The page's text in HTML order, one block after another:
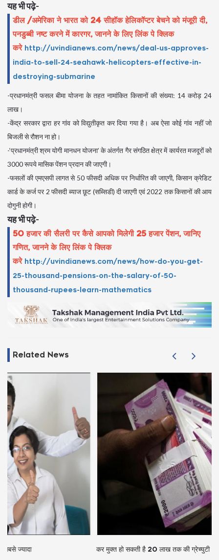
यह भी पढ़े-
डील /अमेरिका ने भारत को 24 सीहॉक हेलिकॉप्टर बेचने को मंजूरी दी,
पनडुब्बी नष्ट करने में कारगर, जानने के लिए लिंक पे क्लिक
करे http://uvindianews.com/news/deal-us-approves-
india-to-sell-24-seahawk-helicopters-effective-in-
destroying-submarine
-प्रधानमंत्री फसल बीमा योजना के तहत नामांकित किसानों की संख्या: 14 करोड़ 24
लाख।
-केंद्र सरकार द्वारा हर गांव को विद्युतीकृत कर दिया गया है। अब ऐसा कोई गांव नहीं जो
बिजली से रौशन ना हो।
-‘प्रधानमंत्री श्रम योगी मानधन योजना’ के अंतर्गत गैर संगठित क्षेत्र में कार्यरत मजदूरों को
3000 रूपये मासिक पेंशन प्रदान की जाएगी।
-फसलों की एमएसपी लागत से 50 फीसदी अधिक पर निर्धारित की जाएगी, किसान क्रेडिट
कार्ड के कर्ज पर 2 फीसदी ब्याज छूट (सब्सिडी) दी जाएगी एवं 2022 तक किसानों की आय
दोगुनी होगी।
यह भी पढ़े-
50 हजार की सैलरी पर कैसे आपको मिलेगी 25 हजार पेंशन, जानिए
गणित, जानने के लिए लिंक पे क्लिक
करे http://uvindianews.com/news/how-do-you-get-
25-thousand-pensions-on-the-salary-of-50-
thousand-rupees-learn-mathematics
Related News
कर मुक्त हो सकती है 20 लाख तक की ग्रेच्युटी